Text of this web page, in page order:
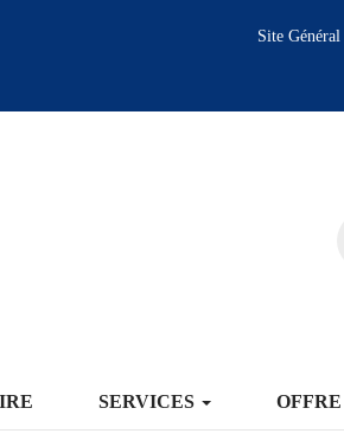
Site Général
SERVICES